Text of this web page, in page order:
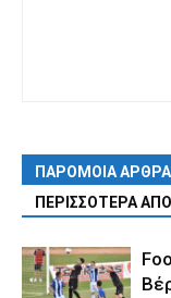
ΠΑΡΟΜΟΙΑ ΑΡΘΡΑ
ΠΕΡΙΣΣΟΤΕΡΑ